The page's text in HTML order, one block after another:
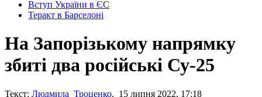
Вступ України в ЄС
Теракт в Барселоні
На Запорізькому напрямку
збиті два російські Су-25
Текст: Людмила Троценко, 15 липня 2022, 17:18